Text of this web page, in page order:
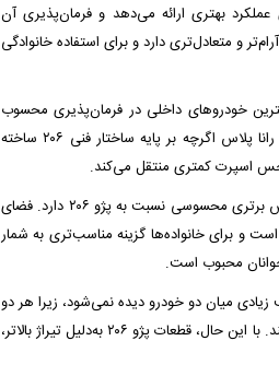
بهتری ارائه می‌دهد و فرمان‌پذیری آن
و متعادل‌تری دارد و برای استفاده خانوادگی
یکی از بهترین خودروهای داخلی در فرمان‌پذیری محسوب
می‌شود و در پیچ‌ها پایداری قابل قبولی دارد. رانا پلاس اگرچه بر پایه ساختار فنی ۲۰۶ ساخته
اسپرت کمتری منتقل می‌کند.
در بخش فضای کابین و صندوق عقب، رانا پلاس برتری محسوسی نسبت به پژو ۲۰۶ دارد. فضای
و برای خانواده‌ها گزینه مناسب‌تری به شمار
میان دو خودرو دیده نمی‌شود، زیرا هر دو
از پیشرانه و قطعات فنی مشترک استفاده می‌کنند. با این حال، قطعات پژو ۲۰۶ به‌دلیل تیراژ بالاتر،